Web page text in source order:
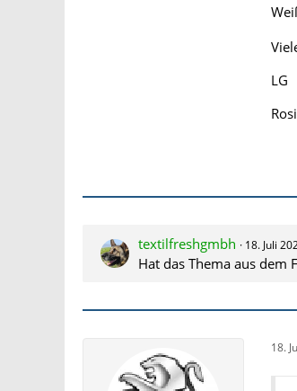
LG
textilfreshgmbh 18. Juli
Hat das Thema aus dem
18.